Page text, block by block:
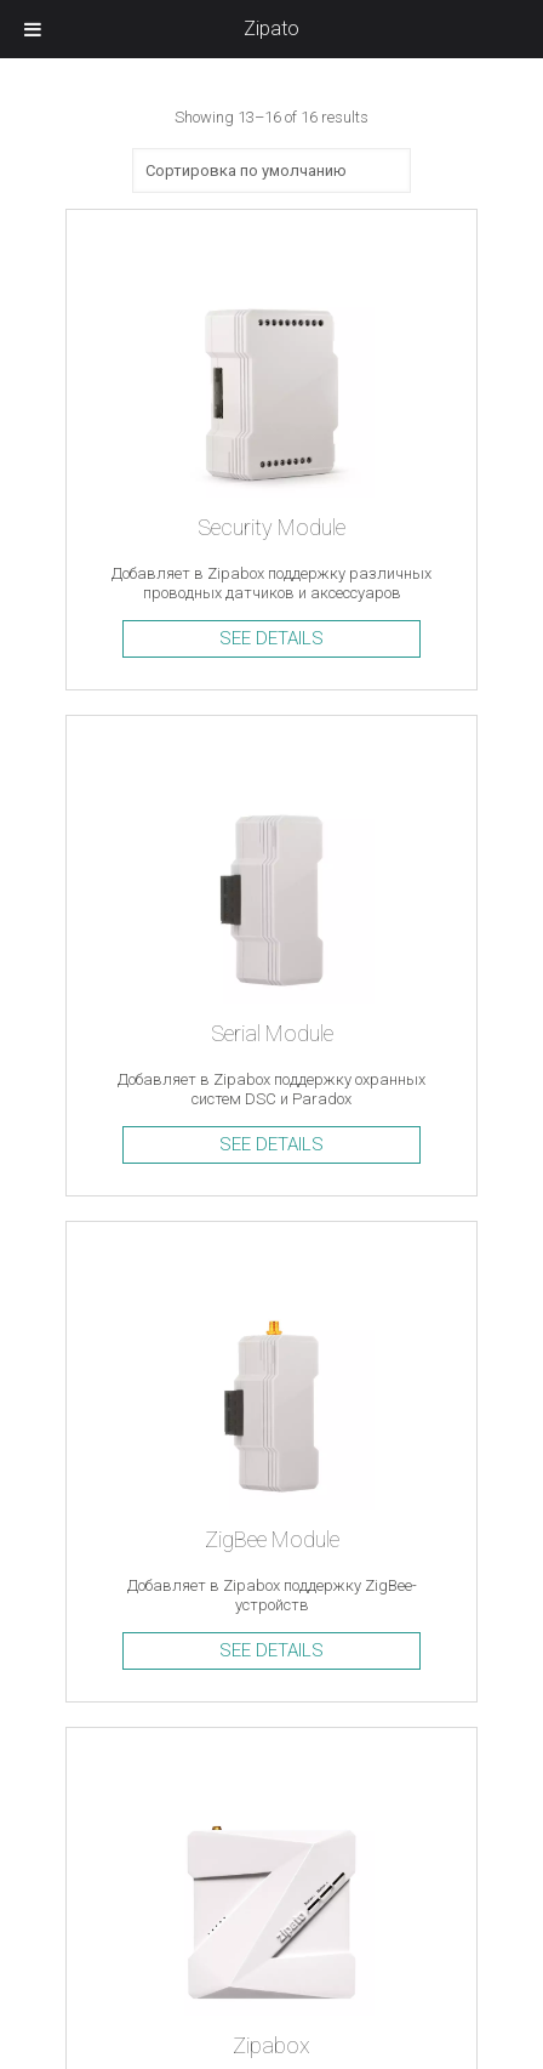
Showing 13–16 of 16 results
Security Module
Добавляет в Zipabox поддержку различных
проводных датчиков и аксессуаров
SEE DETAILS
Serial Module
Добавляет в Zipabox поддержку охранных
систем DSC и Paradox
SEE DETAILS
ZigBee Module
Добавляет в Zipabox поддержку ZigBee-
устройств
SEE DETAILS
Zipabox
Zipato